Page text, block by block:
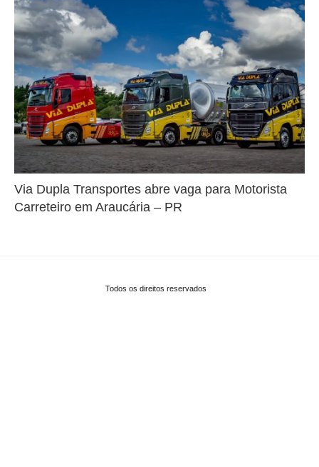
Via Dupla Transportes abre vaga para Motorista
Carreteiro em Araucária – PR
Todos os direitos reservados